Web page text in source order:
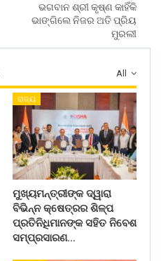
ଭଗବାନ ଶ୍ରୀ କୃଷ୍ଣ କାହିଁକି
ଭାଙ୍ଗିଲେ ନିଜର ଅତି ପ୍ରିୟ
ମୁରଲୀ
All
ରାଜ୍ୟ
ମୁଖ୍ୟମନ୍ତ୍ରୀଙ୍କ ଦ୍ୱାରା
ବିଭିନ୍ନ କ୍ଷେତ୍ରର ଶିଳ୍ପ
ପ୍ରତିନିଧିମାନଙ୍କ ସହିତ ନିବେଶ
ସମ୍ପ୍ରସାରଣ…